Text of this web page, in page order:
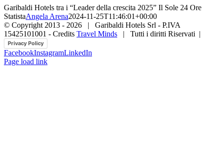
Garibaldi Hotels tra i “Leader della crescita 2025” Il Sole 24 Ore
StatistaAngela Arena2024-11-25T11:46:01+00:00
© Copyright 2013 - 2026 | Garibaldi Hotels Srl - P.IVA
15425101001 - Credits Travel Minds | Tutti i diritti Riservati |
Privacy Policy
FacebookInstagramLinkedIn
Page load link